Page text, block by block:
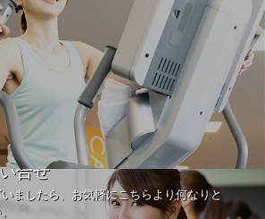
合せ
ましたら、お気軽にこちらより何なりと